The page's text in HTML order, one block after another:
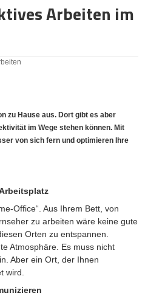
Arbeiten im
zu Hause aus. Dort gibt es aber
im Wege stehen können. Mit
von sich fern und optimieren Ihre
Office“. Aus Ihrem Bett, von
zu arbeiten wäre keine gute
Orten zu entspannen.
Atmosphäre. Es muss nicht
Aber ein Ort, der Ihnen
wird.